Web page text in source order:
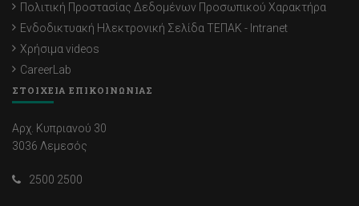
Πολιτική Προστασίας Δεδομένων Προσωπικού Χαρακτήρα
Ενδοδικτυακή Ηλεκτρονική Σελίδα ΤΕΠΑΚ - Intranet
Χρήσιμα videos
CareerLab
ΣΤΟΙΧΕΙΑ ΕΠΙΚΟΙΝΩΝΙΑΣ
Αρχ. Κυπριανού 30
3036 Λεμεσός
2500 2500